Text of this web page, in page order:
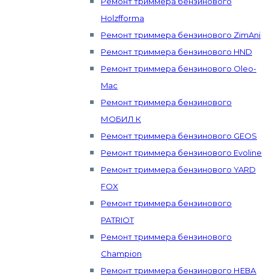
Holzfforma
Ремонт триммера бензинового ZimAni
Ремонт триммера бензинового HND
Ремонт триммера бензинового Oleo-
Mac
Ремонт триммера бензинового
МОБИЛ К
Ремонт триммера бензинового GEOS
Ремонт триммера бензинового Evoline
Ремонт триммера бензинового YARD
FOX
Ремонт триммера бензинового
PATRIOT
Ремонт триммера бензинового
Champion
Ремонт триммера бензинового НЕВА